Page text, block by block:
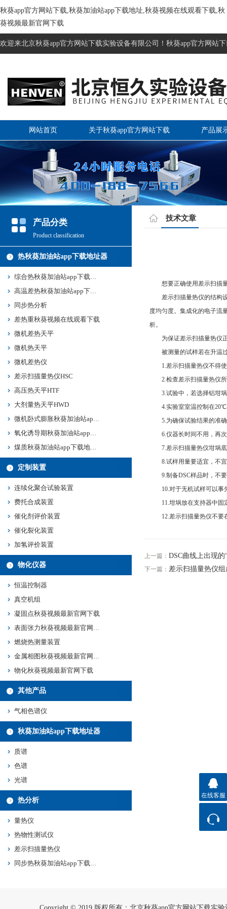
秋葵app官方网站下载,秋葵加油站app下载地址,秋葵视频在线观看下载,秋
葵视频最新官网下载
欢迎来北京秋葵app官方网站下载实验设备有限公司！秋葵app官方网站
网站首页 关于秋葵app官方网站下载 产品展
产品分类
Product classification
热秋葵加油站app下载地址器
综合热秋葵加油站app下载地址
高温差热秋葵加油站app下载地址
同步热分析
差热重秋葵视频在线观看下载
微机差热天平
微机热天平
微机差热仪
差示扫描量热仪HSC
高压热天平HTF
大剂量热天平HWD
微机卧式膨胀秋葵加油站app下载地址HPY
氧化诱导期秋葵加油站app下载地址HYD
煤质秋葵加油站app下载地址HJMF
定制装置
连续化聚合试验装置
费托合成装置
催化剂评价装置
催化裂化装置
加氢评价装置
物化仪器
恒温控制器
真空机组
凝固点秋葵视频最新官网下载
表面张力秋葵视频最新官网下载
燃烧热测量装置
金属相图秋葵视频最新官网下载
物化秋葵视频最新官网下载
其他产品
气相色谱仪
秋葵加油站app下载地址器
质谱
色谱
光谱
热分析
量热仪
热物性测试仪
差示扫描量热仪
同步热秋葵加油站app下载地址
技术文章
想要正确使用差示扫描量热
差示扫描量热仪的结构设计
度均匀度。集成化的电子
析。
为保证差示扫描量热仪正常使
被测量的试样若在升温过程
1.差示扫描量热仪不得使用
2.检查差示扫描量热仪所有连
3.试验中，若选择铝坩埚为
4.实验室室温控制在20℃-
5.为确保试验结果的准确性
6.仪器长时间不用，再次
7.差示扫描量热仪坩埚底要平
8.试样用量要适宜，不宜
9.制备DSC样品时，不要把
10.对于无机试样可以事先进
11.坩埚放在支持器中固定位
12.差示扫描量热仪不要在采
上一篇： DSC曲线上出现的“
下一篇： 差示扫描量热仪
在线客服